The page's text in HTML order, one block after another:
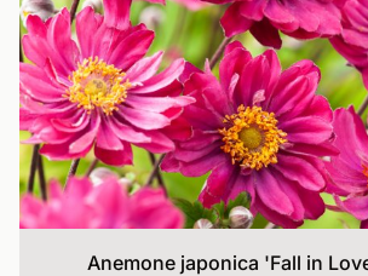
Anemone japonica 'Fall in